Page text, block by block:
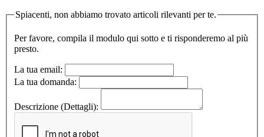
Spiacenti, non abbiamo trovato articoli rilevanti per te.
Per favore, compila il modulo qui sotto e ti risponderemo al più
presto.
La tua email:
La tua domanda:
Descrizione (Dettagli):